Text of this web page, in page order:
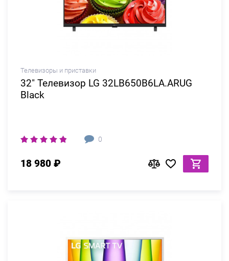
Телевизоры и приставки
32" Телевизор LG 32LB650B6LA.ARUG
Black
0
18 980 ₽